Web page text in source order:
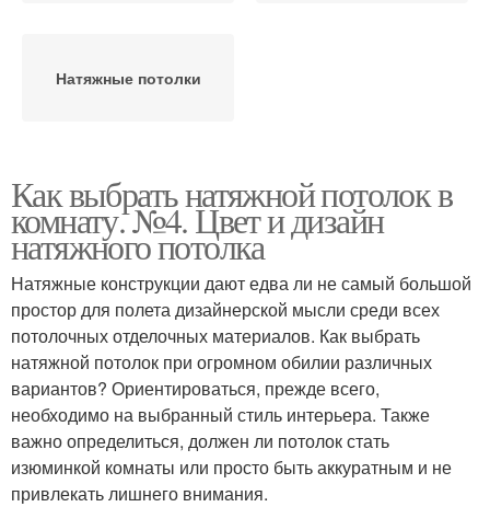
Натяжные потолки
Как выбрать натяжной потолок в
комнату. №4. Цвет и дизайн
натяжного потолка
Натяжные конструкции дают едва ли не самый большой
простор для полета дизайнерской мысли среди всех
потолочных отделочных материалов. Как выбрать
натяжной потолок при огромном обилии различных
вариантов? Ориентироваться, прежде всего,
необходимо на выбранный стиль интерьера. Также
важно определиться, должен ли потолок стать
изюминкой комнаты или просто быть аккуратным и не
привлекать лишнего внимания.